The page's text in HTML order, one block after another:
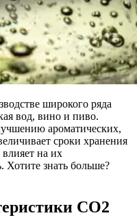
широкого ряда
вод, вино и пиво.
ароматических,
сроки хранения
на их
Хотите знать больше?
СО2